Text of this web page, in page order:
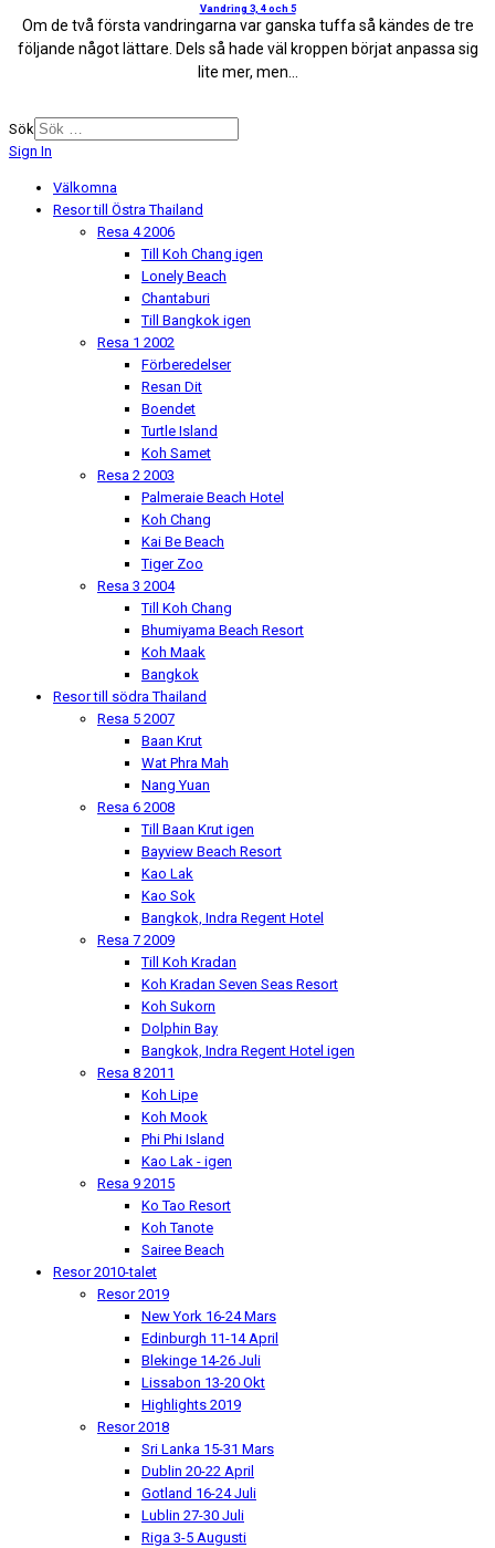
Vandring 3, 4 och 5
Om de två första vandringarna var ganska tuffa så kändes de tre
följande något lättare. Dels så hade väl kroppen börjat anpassa sig
lite mer, men...
Sök
Sign In
Välkomna
Resor till Östra Thailand
Resa 4 2006
Till Koh Chang igen
Lonely Beach
Chantaburi
Till Bangkok igen
Resa 1 2002
Förberedelser
Resan Dit
Boendet
Turtle Island
Koh Samet
Resa 2 2003
Palmeraie Beach Hotel
Koh Chang
Kai Be Beach
Tiger Zoo
Resa 3 2004
Till Koh Chang
Bhumiyama Beach Resort
Koh Maak
Bangkok
Resor till södra Thailand
Resa 5 2007
Baan Krut
Wat Phra Mah
Nang Yuan
Resa 6 2008
Till Baan Krut igen
Bayview Beach Resort
Kao Lak
Kao Sok
Bangkok, Indra Regent Hotel
Resa 7 2009
Till Koh Kradan
Koh Kradan Seven Seas Resort
Koh Sukorn
Dolphin Bay
Bangkok, Indra Regent Hotel igen
Resa 8 2011
Koh Lipe
Koh Mook
Phi Phi Island
Kao Lak - igen
Resa 9 2015
Ko Tao Resort
Koh Tanote
Sairee Beach
Resor 2010-talet
Resor 2019
New York 16-24 Mars
Edinburgh 11-14 April
Blekinge 14-26 Juli
Lissabon 13-20 Okt
Highlights 2019
Resor 2018
Sri Lanka 15-31 Mars
Dublin 20-22 April
Gotland 16-24 Juli
Lublin 27-30 Juli
Riga 3-5 Augusti